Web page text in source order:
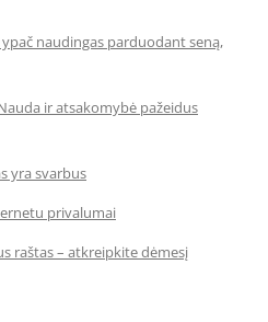
naudingas parduodant seną,
ir atsakomybė pažeidus
yra svarbus
privalumai
raštas – atkreipkite dėmesį